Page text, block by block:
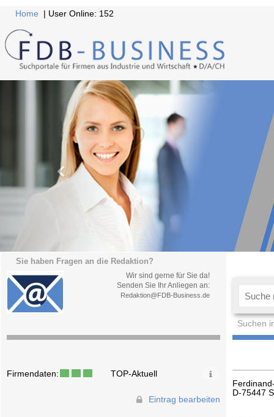
Home | User Online: 152
Sie haben Fragen an die Redaktion?
Wir sind gerne für Sie da!
Senden Sie Ihr Anliegen an:
Redaktion@FDB-Business.de
Suchen
Firmendaten: TOP-Aktuell
Eintrag bearbeiten
D-75447